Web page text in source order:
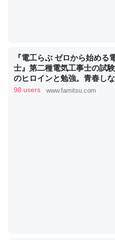
昆虫ってカルシウム少ないの
コオロギのカルシウム分はエ
─ニュース :: 【研究発表】昆虫学の
いのか」に関する新仮説
論文では「淡水はカルシウム
利だから両方が拮抗してるの
いる鋏角類（カブトガニ・ウ
ずキチンを強化してる筈だが
─ニュース :: 【研究発表】昆虫学
『電工らぶ ゼロから始める
士』第二種電気工事士の試
のヒロインと勉強。青春し
ら“過去問1000問”や“本番形
98 users www.famitsu.com